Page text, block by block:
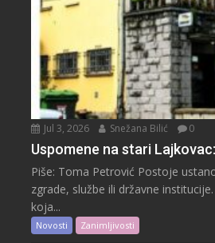
Jul 3, 2026 Snežana Bilić 0
Uspomene na stari
Piše: Toma Petrović Postoje
zgrade, službe ili državne
koja...
Novosti Zanimljivosti